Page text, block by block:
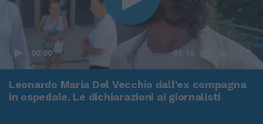
00:00 01:16
Leonardo Maria Del Vecchio dall'ex compagna
in ospedale. Le dichiarazioni ai giornalisti